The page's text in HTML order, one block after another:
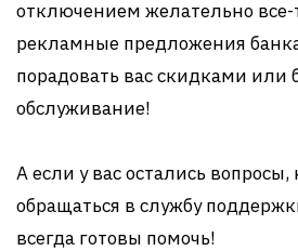
отключением желательно все-
рекламные предложения
порадовать вас скидками или
обслуживание!
А если у вас остались вопросы,
обращаться в службу
всегда готовы помочь!